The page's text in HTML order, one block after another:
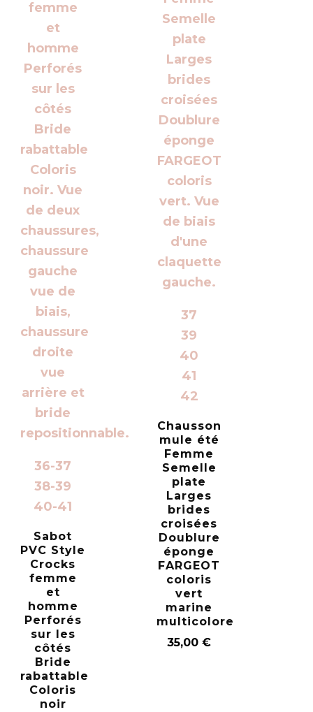
36-37
38-39
40-41
Sabot
PVC Style
Crocks
femme
et
homme
Perforés
sur les
côtés
Bride
rabattable
Coloris
noir
37
39
40
41
42
Chausson
mule été
Femme
Semelle
plate
Larges
brides
croisées
Doublure
éponge
FARGEOT
coloris
vert
marine
multicolore
35,00€